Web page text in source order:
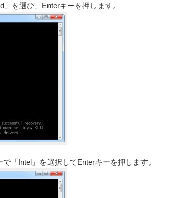
を選び、Enterキーを押します。
「Intel」を選択してEnterキーを押します。